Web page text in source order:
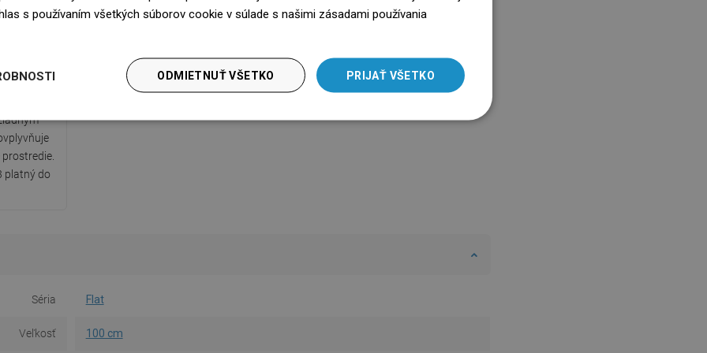
PZH
ktorý
platný do
Séria Flat
Veľkosť 100 cm
LITHUANIAN
ROMANIAN
s používaním všetkých súborov cookie v súlade s našimi zásadami používania
PRIJAŤ VŠETKO
ODMIETNUŤ VŠETKO